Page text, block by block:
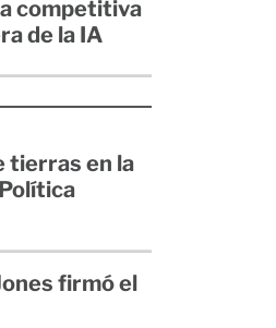
competitiva
de la IA
tierras en la
firmó el